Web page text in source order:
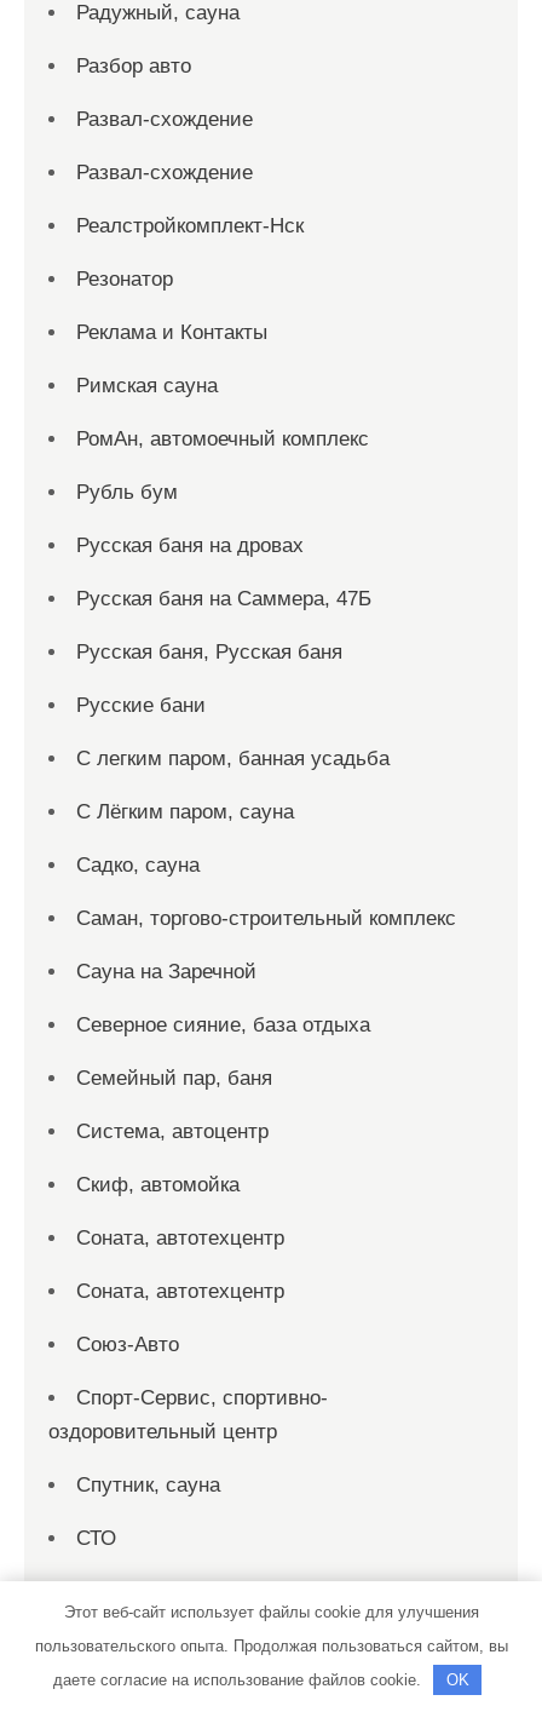
Радужный, сауна
Разбор авто
Развал-схождение
Развал-схождение
Реалстройкомплект-Нск
Резонатор
Реклама и Контакты
Римская сауна
РомАн, автомоечный комплекс
Рубль бум
Русская баня на дровах
Русская баня на Саммера, 47Б
Русская баня, Русская баня
Русские бани
С легким паром, банная усадьба
С Лёгким паром, сауна
Садко, сауна
Саман, торгово-строительный комплекс
Сауна на Заречной
Северное сияние, база отдыха
Семейный пар, баня
Система, автоцентр
Скиф, автомойка
Соната, автотехцентр
Соната, автотехцентр
Союз-Авто
Спорт-Сервис, спортивно-
оздоровительный центр
Спутник, сауна
СТО
СТО 19
Этот веб-сайт использует файлы cookie для улучшения
пользовательского опыта. Продолжая пользоваться сайтом, вы
даете согласие на использование файлов cookie.
OK